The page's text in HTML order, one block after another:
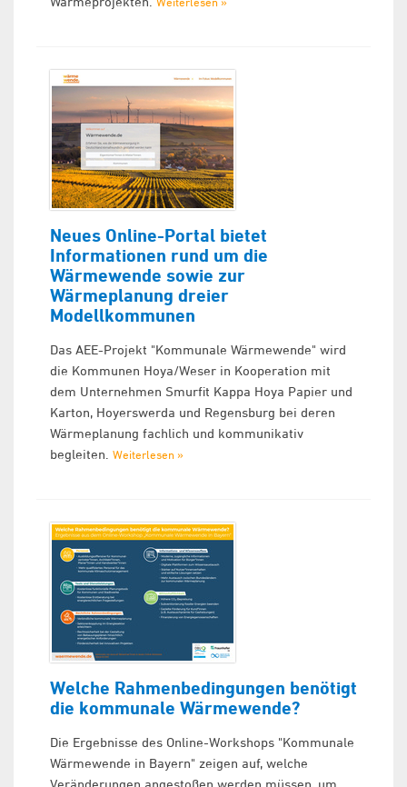
Neues Online-Portal bietet
Informationen rund um die
Wärmewende sowie zur
Wärmeplanung dreier
Modellkommunen
Das AEE-Projekt "Kommunale Wärmewende" wird
die Kommunen Hoya/Weser in Kooperation mit
dem Unternehmen Smurfit Kappa Hoya Papier und
Karton, Hoyerswerda und Regensburg bei deren
Wärmeplanung fachlich und kommunikativ
begleiten. Weiterlesen »
Welche Rahmenbedingungen benötigt
die kommunale Wärmewende?
Die Ergebnisse des Online-Workshops "Kommunale
Wärmewende in Bayern" zeigen auf, welche